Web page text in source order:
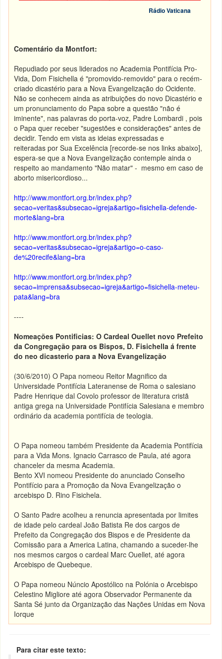
Rádio Vaticana
Comentário da Montfort:
Repudiado por seus liderados no Academia Pontifícia Pro-
Vida, Dom Fisichella é "promovido-removido" para o recém-
criado dicastério para a Nova Evangelização do Ocidente.
Não se conhecem ainda as atribuições do novo Dicastério e
um pronunciamento do Papa sobre a questão "não é
iminente", nas palavras do porta-voz, Padre Lombardi , pois
o Papa quer receber "sugestões e considerações" antes de
decidir. Tendo em vista as ideias expressadas e
reiteradas por Sua Excelência [recorde-se nos links abaixo],
espera-se que a Nova Evangelização contemple ainda o
respeito ao mandamento "Não matar" - mesmo em caso de
aborto misericordioso...
http://www.montfort.org.br/index.php?
secao=veritas&subsecao=igreja&artigo=fisichella-defende-
morte&lang=bra
http://www.montfort.org.br/index.php?
secao=veritas&subsecao=igreja&artigo=o-caso-
de%20recife&lang=bra
http://www.montfort.org.br/index.php?
secao=imprensa&subsecao=igreja&artigo=fisichella-meteu-
pata&lang=bra
----
Nomeações Pontificias: O Cardeal Ouellet novo Prefeito
da Congregação para os Bispos, D. Fisichella á frente
do neo dicasterio para a Nova Evangelização
(30/6/2010) O Papa nomeou Reitor Magnifico da
Universidade Pontifícia Lateranense de Roma o salesiano
Padre Henrique dal Covolo professor de literatura cristã
antiga grega na Universidade Pontifícia Salesiana e membro
ordinário da academia pontifícia de teologia.
O Papa nomeou também Presidente da Academia Pontifícia
para a Vida Mons. Ignacio Carrasco de Paula, até agora
chanceler da mesma Academia.
Bento XVI nomeou Presidente do anunciado Conselho
Pontifício para a Promoção da Nova Evangelização o
arcebispo D. Rino Fisichela.
O Santo Padre acolheu a renuncia apresentada por limites
de idade pelo cardeal João Batista Re dos cargos de
Prefeito da Congregação dos Bispos e de Presidente da
Comissão para a America Latina, chamando a suceder-lhe
nos mesmos cargos o cardeal Marc Ouellet, até agora
Arcebispo de Quebeque.
O Papa nomeou Núncio Apostólico na Polónia o Arcebispo
Celestino Migliore até agora Observador Permanente da
Santa Sé junto da Organização das Nações Unidas em Nova
Iorque
Para citar este texto: